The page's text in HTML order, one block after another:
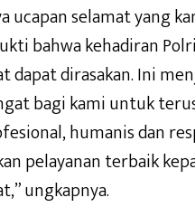
ucapan selamat yang
bahwa kehadiran
dapat dirasakan. Ini
bagi kami untuk
humanis dan
pelayanan terbaik
ungkapnya.